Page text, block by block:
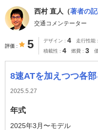
西村 直人（著者の
交通コメンテーター
評価 5 デザイン 4 走行性能
積載性 4 燃費 3
8速ATを加えつつ各
2025.5.27
年式
2025年3月〜モデル